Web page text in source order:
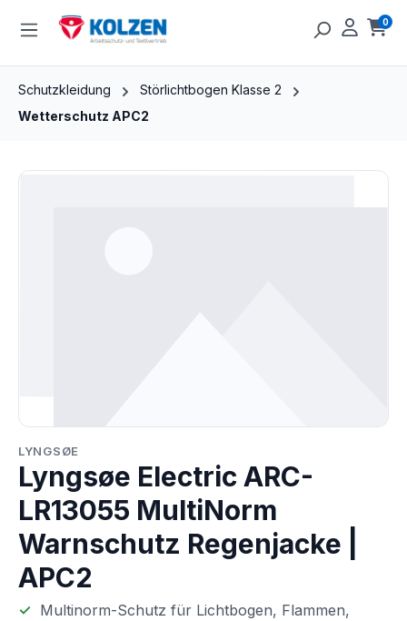
Zum Hauptinhalt springen 0
Schutzkleidung
Störlichtbogen Klasse 2
Wetterschutz APC2
Bildergalerie überspringen
LYNGSØE
Lyngsøe Electric ARC-
LR13055 MultiNorm
Warnschutz Regenjacke |
APC2
Multinorm-Schutz für Lichtbogen, Flammen,